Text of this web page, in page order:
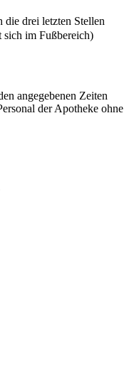
die drei letzten Stellen
im Fußbereich)
angegebenen Zeiten
der Apotheke ohne